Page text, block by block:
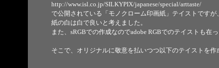
http://www.isl.co.jp/SILKYPIX/japanese/special/arttaste/
で公開されている「モノクローム印画紙」テイストです
紙の白は白で良いと考えました。
また、sRGBでの作成なのでadobe RGBでのテイストも在
そこで、オリジナルに敬意を払いつつ以下のテイストを作